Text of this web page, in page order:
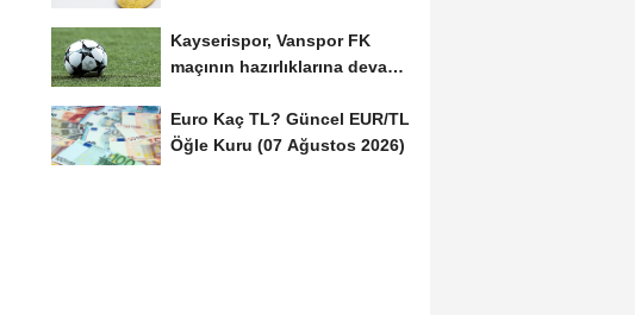
Kayserispor, Vanspor FK
maçının hazırlıklarına devam
Euro Kaç TL? Güncel EUR/TL
Öğle Kuru (07 Ağustos 2026)